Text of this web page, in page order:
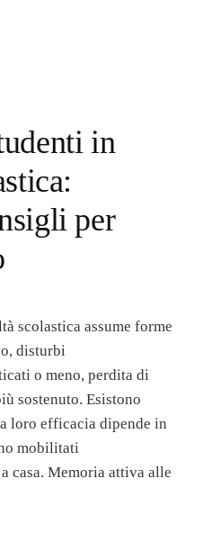
in
per
scolastica assume forme
disturbi
o meno, perdita di
sostenuto. Esistono
loro efficacia dipende in
mobilitati
casa. Memoria attiva alle